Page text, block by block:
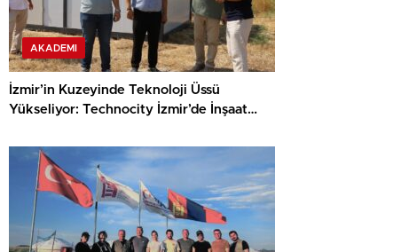
AKADEMI
İzmir’in Kuzeyinde Teknoloji Üssü
Yükseliyor: Technocity İzmir’de İnşaat